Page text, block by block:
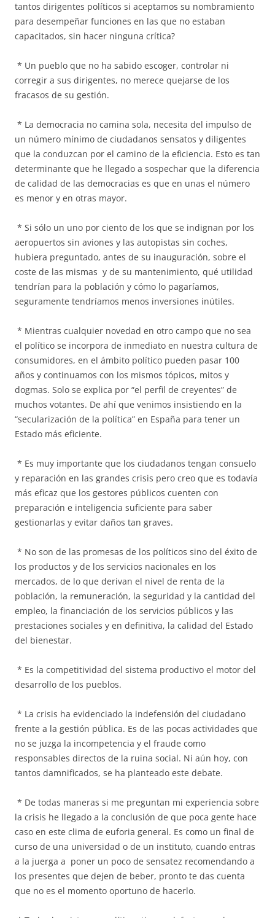
tantos dirigentes políticos si aceptamos su nombramiento
para desempeñar funciones en las que no estaban
capacitados, sin hacer ninguna crítica?
* Un pueblo que no ha sabido escoger, controlar ni
corregir a sus dirigentes, no merece quejarse de los
fracasos de su gestión.
* La democracia no camina sola, necesita del impulso de
un número mínimo de ciudadanos sensatos y diligentes
que la conduzcan por el camino de la eficiencia. Esto es tan
determinante que he llegado a sospechar que la diferencia
de calidad de las democracias es que en unas el número
es menor y en otras mayor.
* Si sólo un uno por ciento de los que se indignan por los
aeropuertos sin aviones y las autopistas sin coches,
hubiera preguntado, antes de su inauguración, sobre el
coste de las mismas y de su mantenimiento, qué utilidad
tendrían para la población y cómo lo pagaríamos,
seguramente tendríamos menos inversiones inútiles.
* Mientras cualquier novedad en otro campo que no sea
el político se incorpora de inmediato en nuestra cultura de
consumidores, en el ámbito político pueden pasar 100
años y continuamos con los mismos tópicos, mitos y
dogmas. Solo se explica por “el perfil de creyentes” de
muchos votantes. De ahí que venimos insistiendo en la
“secularización de la política” en España para tener un
Estado más eficiente.
* Es muy importante que los ciudadanos tengan consuelo
y reparación en las grandes crisis pero creo que es todavía
más eficaz que los gestores públicos cuenten con
preparación e inteligencia suficiente para saber
gestionarlas y evitar daños tan graves.
* No son de las promesas de los políticos sino del éxito de
los productos y de los servicios nacionales en los
mercados, de lo que derivan el nivel de renta de la
población, la remuneración, la seguridad y la cantidad del
empleo, la financiación de los servicios públicos y las
prestaciones sociales y en definitiva, la calidad del Estado
del bienestar.
* Es la competitividad del sistema productivo el motor del
desarrollo de los pueblos.
* La crisis ha evidenciado la indefensión del ciudadano
frente a la gestión pública. Es de las pocas actividades que
no se juzga la incompetencia y el fraude como
responsables directos de la ruina social. Ni aún hoy, con
tantos damnificados, se ha planteado este debate.
* De todas maneras si me preguntan mi experiencia sobre
la crisis he llegado a la conclusión de que poca gente hace
caso en este clima de euforia general. Es como un final de
curso de una universidad o de un instituto, cuando entras
a la juerga a poner un poco de sensatez recomendando a
los presentes que dejen de beber, pronto te das cuenta
que no es el momento oportuno de hacerlo.